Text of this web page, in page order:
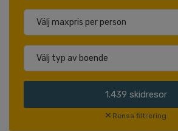
1.439 skidresor
Rensa filtrering